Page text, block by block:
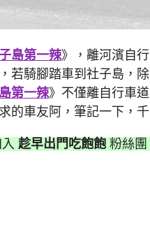
島第一辣》，離河濱自
若騎腳踏車到社子島，
第一辣》不僅離自行車
的車友阿，筆記一下，千
趁早出門吃飽飽 粉絲團